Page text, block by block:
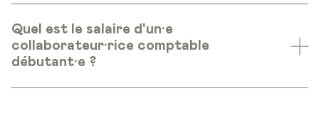
Quel est le salaire d'un·e
collaborateur·rice comptable
débutant·e ?